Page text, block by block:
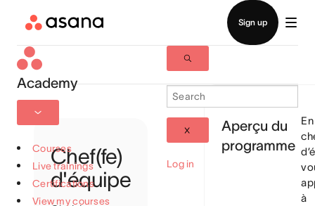
Academy
Courses
Live trainings
Certifications
View my courses
Log in
Chef(fe)
d'équipe
Aperçu du
programme
à